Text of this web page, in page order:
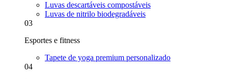
Luvas descartáveis compostáveis
Luvas de nitrilo biodegradáveis
03
Esportes e fitness
Tapete de yoga premium personalizado
04